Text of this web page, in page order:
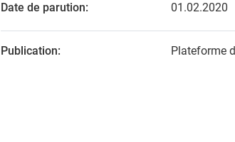
Date de parution: 01.02.2020
Publication: Plateforme